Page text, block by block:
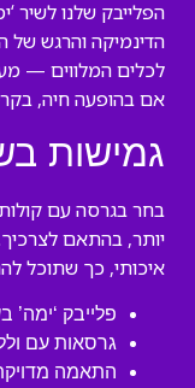
הפלייבק שלנו לשיר
הדינמיקה והרגש
לכלים המלווים —
אם בהופעה חיה,
גמישות
בחר בגרסה עם
יותר, בהתאם
איכותי, כך שתוכל
פלייבק ‘ימה’
גרסאות עם
התאמה